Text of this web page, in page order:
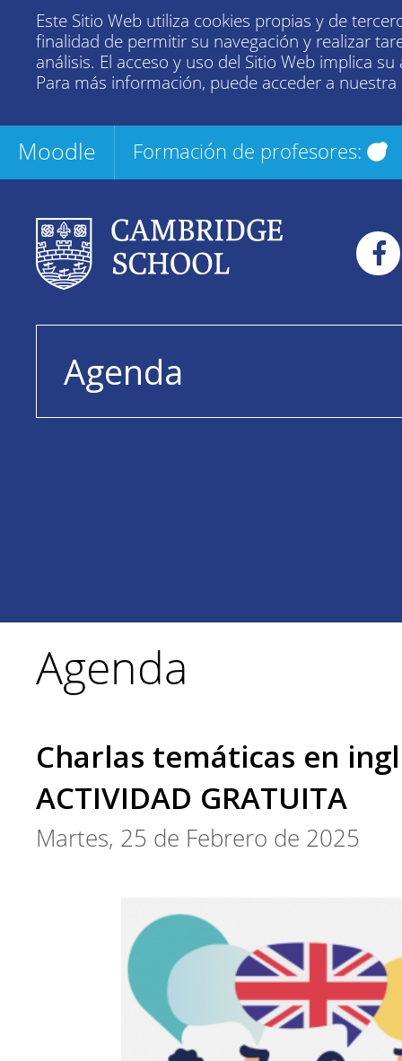
Este Sitio Web utiliza cookies propias y de
finalidad de permitir su navegación y realizar
análisis. El acceso y uso del Sitio Web implica su
Para más información, puede acceder a nuestra
Moodle Formación de profesores:
Agenda
Agenda
Charlas temáticas en
ACTIVIDAD GRATUITA
Martes, 25 de Febrero de 2025